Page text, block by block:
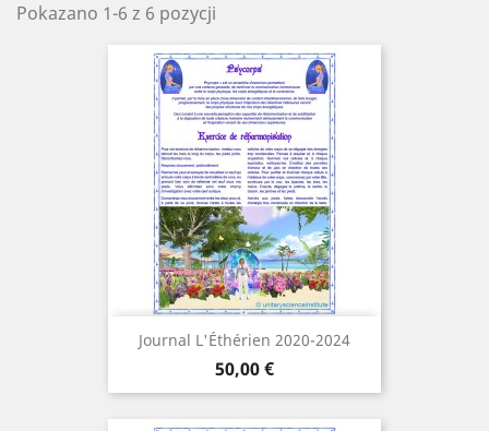
Pokazano 1-6 z 6 pozycji
Journal L'Éthérien 2020-2024
Cena
50,00 €